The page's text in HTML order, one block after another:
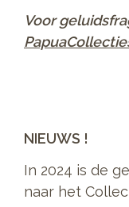
Voor
NIEUWS !
In 2024 is de
naar het